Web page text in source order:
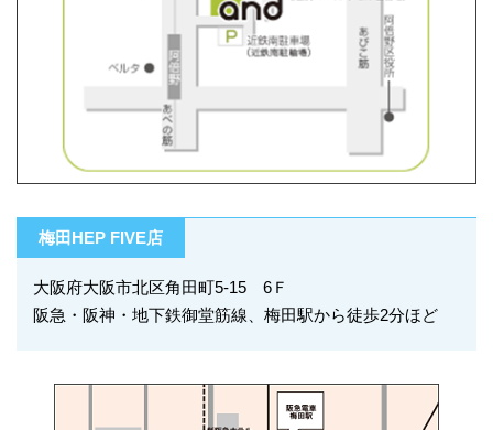
梅田HEP FIVE店
大阪府大阪市北区角田町5-15 6Ｆ
阪急・阪神・地下鉄御堂筋線、梅田駅から徒歩2分ほど